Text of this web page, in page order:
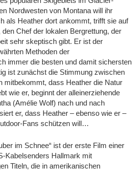
Nordwesten von Montana will ihr
als Heather dort ankommt, trifft sie auf
Chef der lokalen Bergrettung, der
sehr skeptisch gibt. Er ist der
Methoden der
immer die besten und damit sichersten
ist zunächst die Stimmung zwischen
mitbekommt, dass Heather die Natur
wie er, beginnt der alleinerziehende
(Amélie Wolf) nach und nach
er, dass Heather – ebenso wie er –
Fans schützen will…
im Schnee“ ist der erste Film einer
Kabelsenders Hallmark mit
Titeln, die in amerikanischen